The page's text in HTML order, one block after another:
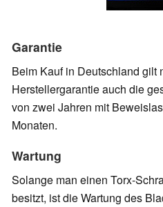
Garantie
Beim Kauf in Deutschland gilt
Herstellergarantie auch die
von zwei Jahren mit
Monaten.
Wartung
Solange man einen Torx-
besitzt, ist die Wartung des